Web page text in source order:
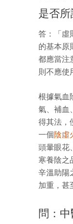
是否
答：「虛
的基本原
都應當注
則不應使
根據氣血
氣、補血
得其法，
一個陰虛
頭暈眼花
寒養陰之
辛溫助陽
加重，甚
問：